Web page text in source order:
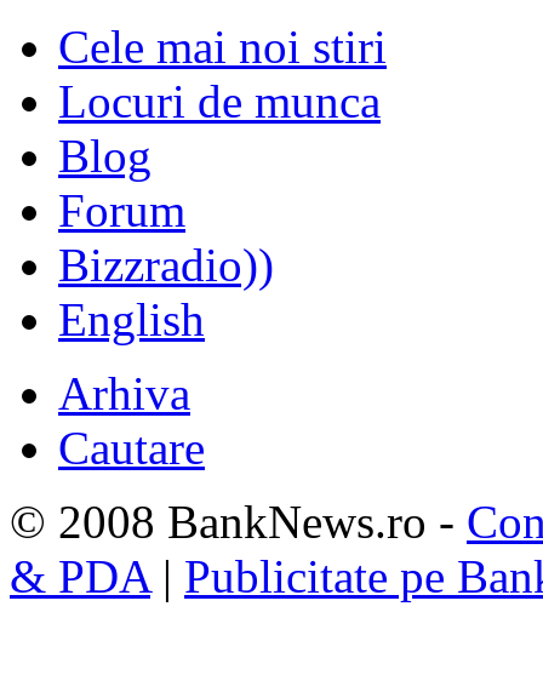
Cele mai noi stiri
Locuri de munca
Blog
Forum
Bizzradio))
English
Arhiva
Cautare
© 2008 BankNews.ro -
& PDA| Publicitate pe